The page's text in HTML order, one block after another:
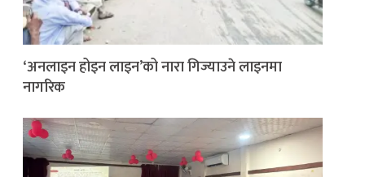
‘अनलाइन होइन लाइन’को नारा गिज्याउने लाइनमा
नागरिक